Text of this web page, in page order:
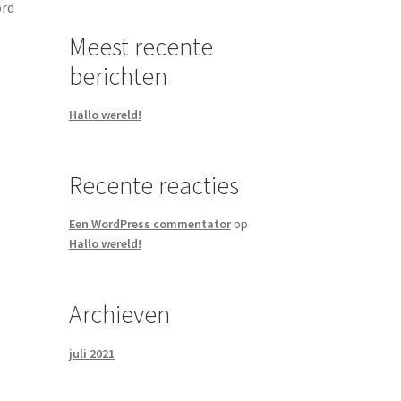
Meest recente
berichten
Hallo wereld!
Recente reacties
Een WordPress commentatorop
Hallo wereld!
Archieven
juli 2021